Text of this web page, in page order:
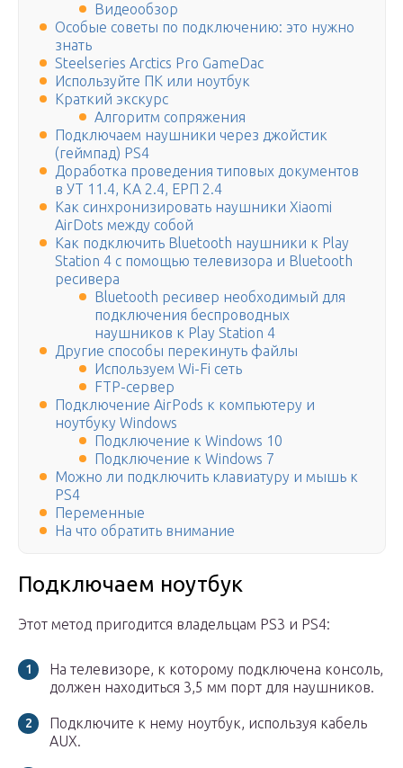
Видеообзор
Особые советы по подключению: это нужно
знать
Steelseries Arctics Pro GameDac
Используйте ПК или ноутбук
Краткий экскурс
Алгоритм сопряжения
Подключаем наушники через джойстик
(геймпад) PS4
Доработка проведения типовых документов
в УТ 11.4, КА 2.4, ЕРП 2.4
Как синхронизировать наушники Xiaomi
AirDots между собой
Как подключить Bluetooth наушники к Play
Station 4 с помощью телевизора и Bluetooth
ресивера
Bluetooth ресивер необходимый для
подключения беспроводных
наушников к Play Station 4
Другие способы перекинуть файлы
Используем Wi-Fi сеть
FTP-сервер
Подключение AirPods к компьютеру и
ноутбуку Windows
Подключение к Windows 10
Подключение к Windows 7
Можно ли подключить клавиатуру и мышь к
PS4
Переменные
На что обратить внимание
Подключаем ноутбук
Этот метод пригодится владельцам PS3 и PS4:
На телевизоре, к которому подключена консоль,
должен находиться 3,5 мм порт для наушников.
Подключите к нему ноутбук, используя кабель
AUX.